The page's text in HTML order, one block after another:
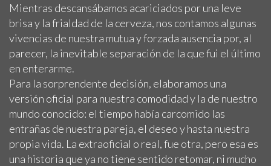
Mientras descansábamos acariciados por una leve
brisa y la frialdad de la cerveza, nos contamos algunas
vivencias de nuestra mutua y forzada ausencia por, al
parecer, la inevitable separación de la que fui el último
en enterarme.
Para la sorprendente decisión, elaboramos una
versión oficial para nuestra comodidad y la de nuestro
mundo conocido: el tiempo había carcomido las
entrañas de nuestra pareja, el deseo y hasta nuestra
propia vida. La extraoficial o real, fue otra, pero esa es
una historia que ya no tiene sentido retomar, ni mucho